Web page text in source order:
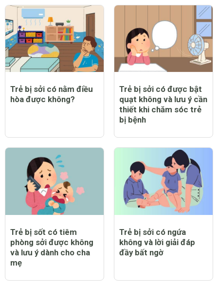
Trẻ bị sởi có nằm điều
hòa được không?
Trẻ bị sởi có được bật
quạt không và lưu ý cần
thiết khi chăm sóc trẻ
bị bệnh
Trẻ bị sốt có tiêm
phòng sởi được không
và lưu ý dành cho cha
mẹ
Trẻ bị sởi có ngứa
không và lời giải đáp
đầy bất ngờ